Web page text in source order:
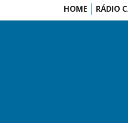
HOME RÁDIO